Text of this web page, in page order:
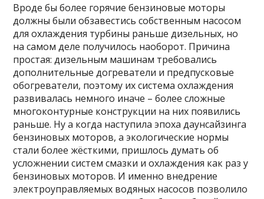
Вроде бы более горячие бензиновые моторы
должны были обзавестись собственным насосом
для охлаждения турбины раньше дизельных, но
на самом деле получилось наоборот. Причина
простая: дизельным машинам требовались
дополнительные догреватели и предпусковые
обогреватели, поэтому их система охлаждения
развивалась немного иначе – более сложные
многоконтурные конструкции на них появились
раньше. Ну а когда наступила эпоха даунсайзинга
бензиновых моторов, а экологические нормы
стали более жёсткими, пришлось думать об
усложнении систем смазки и охлаждения как раз у
бензиновых моторов. И именно внедрение
электроуправляемых водяных насосов позволило